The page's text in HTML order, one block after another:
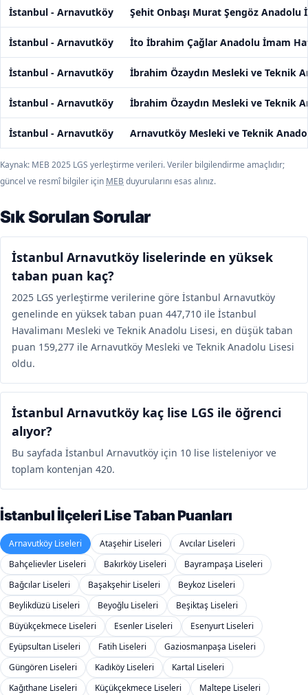
İstanbul - Arnavutköy Şehit Onbaşı Murat Şengöz Anadolu
İstanbul - Arnavutköy İto İbrahim Çağlar Anadolu İmam
İstanbul - Arnavutköy İbrahim Özaydın Mesleki ve Teknik
İstanbul - Arnavutköy İbrahim Özaydın Mesleki ve Teknik
İstanbul - Arnavutköy Arnavutköy Mesleki ve Teknik
Kaynak: MEB 2025 LGS yerleştirme verileri. Veriler bilgilendirme amaçlıdır;
güncel ve resmî bilgiler için MEB duyurularını esas alınız.
Sık Sorulan Sorular
İstanbul Arnavutköy liselerinde en yüksek
taban puan kaç?
2025 LGS yerleştirme verilerine göre İstanbul Arnavutköy
genelinde en yüksek taban puan 447,710 ile İstanbul
Havalimanı Mesleki ve Teknik Anadolu Lisesi, en düşük taban
puan 159,277 ile Arnavutköy Mesleki ve Teknik Anadolu Lisesi
oldu.
İstanbul Arnavutköy kaç lise LGS ile öğrenci
alıyor?
Bu sayfada İstanbul Arnavutköy için 10 lise listeleniyor ve
toplam kontenjan 420.
İstanbul İlçeleri Lise Taban Puanları
Arnavutköy Liseleri Ataşehir Liseleri
Avcılar Liseleri
Bahçelievler Liseleri
Bakırköy Liseleri
Bayrampaşa Liseleri
Bağcılar Liseleri
Başakşehir Liseleri
Beykoz Liseleri
Beylikdüzü Liseleri
Beyoğlu Liseleri
Beşiktaş Liseleri
Büyükçekmece Liseleri
Esenler Liseleri
Esenyurt Liseleri
Eyüpsultan Liseleri
Fatih Liseleri
Gaziosmanpaşa Liseleri
Güngören Liseleri
Kadıköy Liseleri
Kartal Liseleri
Kağıthane Liseleri
Küçükçekmece Liseleri
Maltepe Liseleri